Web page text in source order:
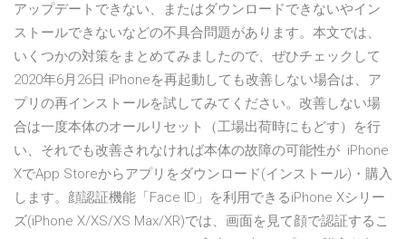
アップデートできない、またはダウンロードできないやイン
ストールできないなどの不具合問題があります。本文では、
いくつかの対策をまとめてみましたので、ぜひチェックして
2020年6月26日 iPhoneを再起動しても改善しない場合は、ア
プリの再インストールを試してみてください。改善しない場
合は一度本体のオールリセット（工場出荷時にもどす）を行
い、それでも改善されなければ本体の故障の可能性が iPhone
XでApp Storeからアプリをダウンロード(インストール)・購入
します。顔認証機能「Face ID」を利用できるiPhone Xシリー
ズ(iPhone X/XS/XS Max/XR)では、画面を見て顔で認証するこ